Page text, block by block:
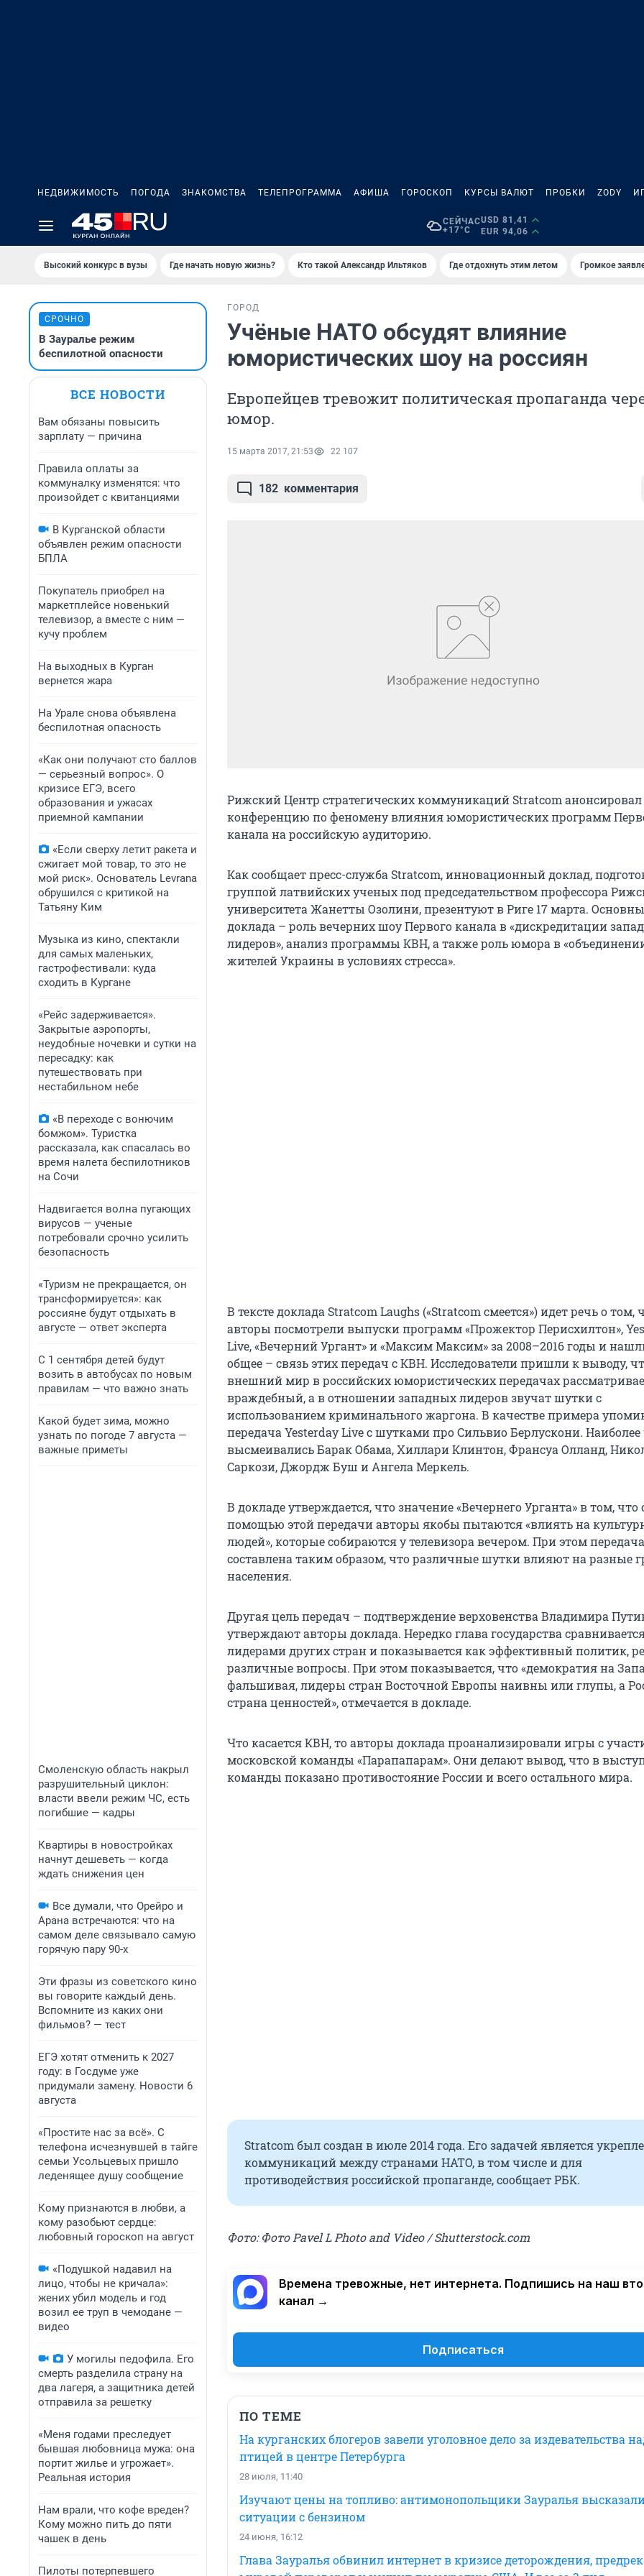
НЕДВИЖИМОСТЬ ПОГОДА ЗНАКОМСТВА ТЕЛЕПРОГРАММА АФИША ГОРОСКОП КУРСЫ ВАЛЮТ ПРОБКИ ZODY
СЕЙЧАС
+17°C
USD 81,41
EUR 94,06
Высокий конкурс в вузы Где начать новую жизнь? Кто такой Александр Ильтяков Где отдохнуть этим летом Громкое
СРОЧНО
В Зауралье режим
беспилотной опасности
ВСЕ НОВОСТИ
Вам обязаны повысить
зарплату — причина
Правила оплаты за
коммуналку изменятся: что
произойдет с квитанциями
В Курганской области
объявлен режим опасности
БПЛА
Покупатель приобрел на
маркетплейсе новенький
телевизор, а вместе с ним —
кучу проблем
На выходных в Курган
вернется жара
На Урале снова объявлена
беспилотная опасность
«Как они получают сто баллов
— серьезный вопрос». О
кризисе ЕГЭ, всего
образования и ужасах
приемной кампании
«Если сверху летит ракета и
сжигает мой товар, то это не
мой риск». Основатель Levrana
обрушился с критикой на
Татьяну Ким
Музыка из кино, спектакли
для самых маленьких,
гастрофестивали: куда
сходить в Кургане
«Рейс задерживается».
Закрытые аэропорты,
неудобные ночевки и сутки на
пересадку: как
путешествовать при
нестабильном небе
«В переходе с вонючим
бомжом». Туристка
рассказала, как спасалась во
время налета беспилотников
на Сочи
Надвигается волна пугающих
вирусов — ученые
потребовали срочно усилить
безопасность
«Туризм не прекращается, он
трансформируется»: как
россияне будут отдыхать в
августе — ответ эксперта
С 1 сентября детей будут
возить в автобусах по новым
правилам — что важно знать
Какой будет зима, можно
узнать по погоде 7 августа —
важные приметы
Смоленскую область накрыл
разрушительный циклон:
власти ввели режим ЧС, есть
погибшие — кадры
Квартиры в новостройках
начнут дешеветь — когда
ждать снижения цен
Все думали, что Орейро и
Арана встречаются: что на
самом деле связывало самую
горячую пару 90-х
Эти фразы из советского кино
вы говорите каждый день.
Вспомните из каких они
фильмов? — тест
ЕГЭ хотят отменить к 2027
году: в Госдуме уже
придумали замену. Новости 6
августа
«Простите нас за всё». С
телефона исчезнувшей в тайге
семьи Усольцевых пришло
леденящее душу сообщение
Кому признаются в любви, а
кому разобьют сердце:
любовный гороскоп на август
«Подушкой надавил на
лицо, чтобы не кричала»:
жених убил модель и год
возил ее труп в чемодане —
видео
У могилы педофила. Его
смерть разделила страну на
два лагеря, а защитника детей
отправила за решетку
«Меня годами преследует
бывшая любовница мужа: она
портит жилье и угрожает».
Реальная история
Нам врали, что кофе вреден?
Кому можно пить до пяти
чашек в день
Пилоты потерпевшего
ГОРОД
Учёные НАТО обсудят влияние
юмористических шоу на россиян
Европейцев тревожит политическая пропаганда
юмор.
15 марта 2017, 21:53 22 107
182 комментария
Рижский Центр стратегических коммуникаций Stratcom анонсировал
конференцию по феномену влияния юмористических программ
канала на российскую аудиторию.
Как сообщает пресс-служба Stratcom, инновационный доклад,
группой латвийских ученых под председательством профессора
университета Жанетты Озолини, презентуют в Риге 17 марта.
доклада – роль вечерних шоу Первого канала в «дискредитации
лидеров», анализ программы КВН, а также роль юмора в
жителей Украины в условиях стресса».
В тексте доклада Stratcom Laughs («Stratcom смеется») идет речь о том,
авторы посмотрели выпуски программ «Прожектор Перисхилтон»,
Live, «Вечерний Ургант» и «Максим Максим» за 2008–2016 годы и
общее – связь этих передач с КВН. Исследователи пришли к выводу,
внешний мир в российских юмористических передачах
враждебный, а в отношении западных лидеров звучат шутки с
использованием криминального жаргона. В качестве примера
передача Yesterday Live с шутками про Сильвио Берлускони. Наиболее
высмеивались Барак Обама, Хиллари Клинтон, Франсуа Олланд,
Саркози, Джордж Буш и Ангела Меркель.
В докладе утверждается, что значение «Вечернего Урганта» в том, что
помощью этой передачи авторы якобы пытаются «влиять на
людей», которые собираются у телевизора вечером. При этом передача
составлена таким образом, что различные шутки влияют на разные
населения.
Другая цель передач – подтверждение верховенства Владимира
утверждают авторы доклада. Нередко глава государства
лидерами других стран и показывается как эффективный политик,
различные вопросы. При этом показывается, что «демократия на
фальшивая, лидеры стран Восточной Европы наивны или глупы, а
страна ценностей», отмечается в докладе.
Что касается КВН, то авторы доклада проанализировали игры с
московской команды «Парапапарам». Они делают вывод, что в
команды показано противостояние России и всего остального мира.
Stratcom был создан в июле 2014 года. Его задачей является
коммуникаций между странами НАТО, в том числе и для
противодействия российской пропаганде, сообщает РБК.
Фото: Фото Pavel L Photo and Video / Shutterstock.com
Времена тревожные, нет интернета. Подпишись на наш
канал →
Подписаться
ПО ТЕМЕ
На курганских блогеров завели уголовное дело за издевательства
птицей в центре Петербурга
28 июля, 11:40
Изучают цены на топливо: антимонопольщики Зауралья
ситуации с бензином
24 июня, 16:12
Глава Зауралья обвинил интернет в кризисе деторождения, предрек